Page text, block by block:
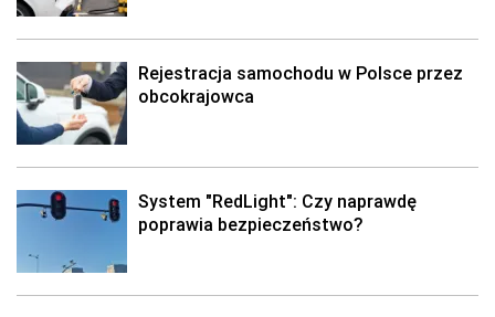
Rejestracja samochodu w Polsce przez
obcokrajowca
System "RedLight": Czy naprawdę
poprawia bezpieczeństwo?